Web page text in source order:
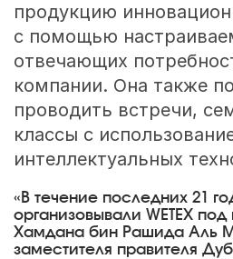
продукцию
с помощью
отвечающих
компании. Она также
проводить встречи,
классы с
интеллектуальных
«В течение последних 21
организовывали WETEX
Хамдана бин Рашида Аль
заместителя правителя